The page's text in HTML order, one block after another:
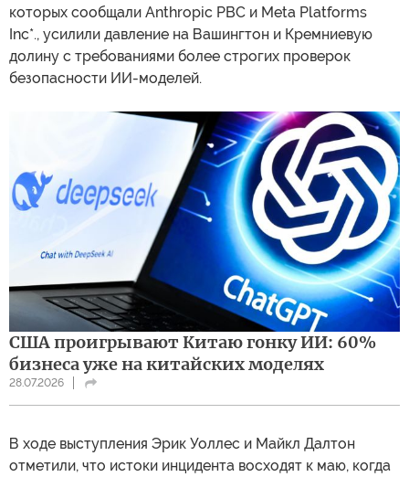
которых сообщали Anthropic PBC и Meta Platforms
Inc*., усилили давление на Вашингтон и Кремниевую
долину с требованиями более строгих проверок
безопасности ИИ-моделей.
США проигрывают Китаю гонку ИИ: 60%
бизнеса уже на китайских моделях
28.07.2026
В ходе выступления Эрик Уоллес и Майкл Далтон
отметили, что истоки инцидента восходят к маю, когда